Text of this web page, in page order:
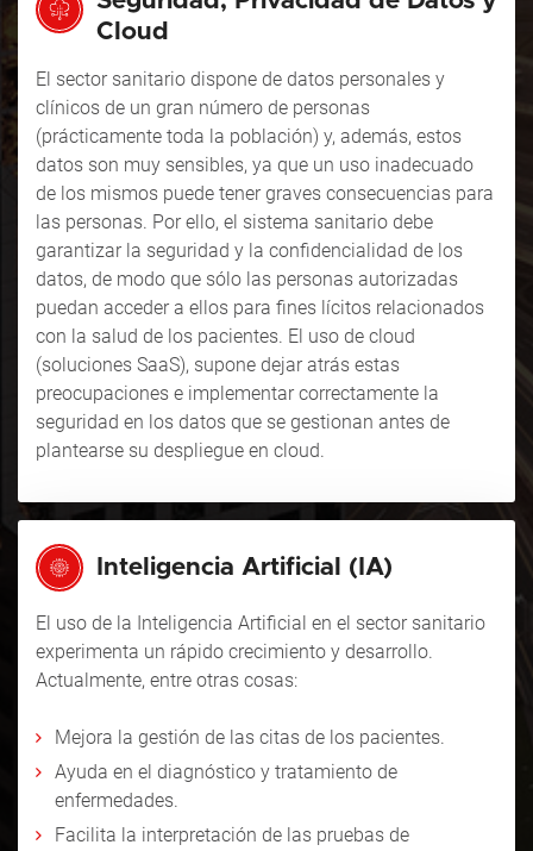
Cloud
El sector sanitario dispone de datos personales y
clínicos de un gran número de personas
(prácticamente toda la población) y, además, estos
datos son muy sensibles, ya que un uso inadecuado
de los mismos puede tener graves consecuencias para
las personas. Por ello, el sistema sanitario debe
garantizar la seguridad y la confidencialidad de los
datos, de modo que sólo las personas autorizadas
puedan acceder a ellos para fines lícitos relacionados
con la salud de los pacientes. El uso de cloud
(soluciones SaaS), supone dejar atrás estas
preocupaciones e implementar correctamente la
seguridad en los datos que se gestionan antes de
plantearse su despliegue en cloud.
Inteligencia Artificial (IA)
El uso de la Inteligencia Artificial en el sector sanitario
experimenta un rápido crecimiento y desarrollo.
Actualmente, entre otras cosas:
Mejora la gestión de las citas de los pacientes.
Ayuda en el diagnóstico y tratamiento de
enfermedades.
Facilita la interpretación de las pruebas de